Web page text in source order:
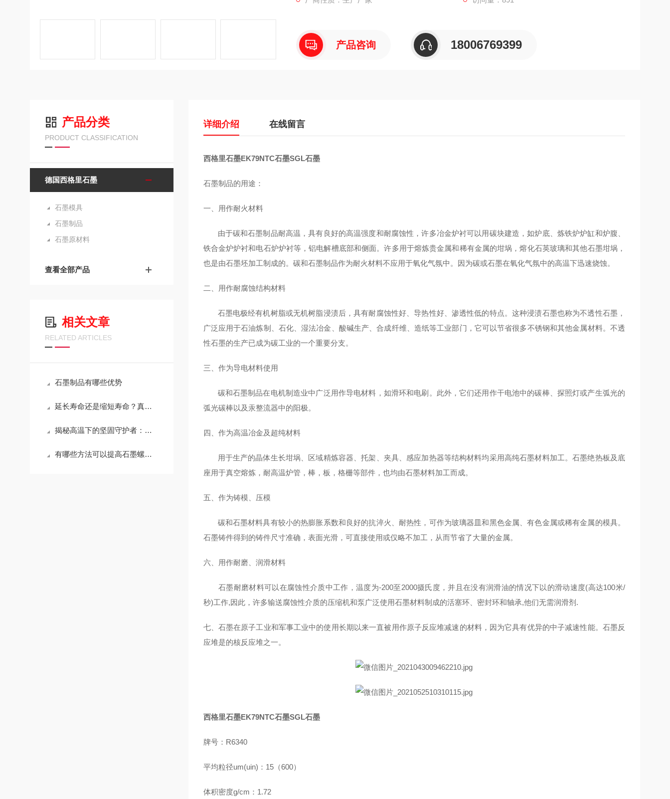
产品咨询 18006769399
产品分类
PRODUCT CLASSIFICATION
德国西格里石墨
石墨模具
石墨制品
石墨原材料
查看全部产品
相关文章
RELATED ARTICLES
石墨制品有哪些优势
延长寿命还是缩短寿命？真空炉石墨模具维护的关键决策
揭秘高温下的坚固守护者：耐高温石墨坩埚特性大解析！
有哪些方法可以提高石墨螺母的抗氧化性
详细介绍 在线留言
西格里石墨EK79NTC石墨SGL石墨
石墨制品的用途：
一、用作耐火材料
由于碳和石墨制品耐高温，具有良好的高温强度和耐腐蚀性，许多冶金炉衬可以用碳块建造，如炉底、炼铁炉炉缸和炉腹、
铁合金炉炉衬和电石炉炉衬等，铝电解槽底部和侧面。许多用于熔炼贵金属和稀有金属的坩埚，熔化石英玻璃和其他石墨坩埚，
也是由石墨坯加工制成的。碳和石墨制品作为耐火材料不应用于氧化气氛中。因为碳或石墨在氧化气氛中的高温下迅速烧蚀。
二、用作耐腐蚀结构材料
石墨电极经有机树脂或无机树脂浸渍后，具有耐腐蚀性好、导热性好、渗透性低的特点。这种浸渍石墨也称为不透性石墨，
广泛应用于石油炼制、石化、湿法冶金、酸碱生产、合成纤维、造纸等工业部门，它可以节省很多不锈钢和其他金属材料。不透
性石墨的生产已成为碳工业的一个重要分支。
三、作为导电材料使用
碳和石墨制品在电机制造业中广泛用作导电材料，如滑环和电刷。此外，它们还用作干电池中的碳棒、探照灯或产生弧光的
弧光碳棒以及汞整流器中的阳极。
四、作为高温冶金及超纯材料
用于生产的晶体生长坩埚、区域精炼容器、托架、夹具、感应加热器等结构材料均采用高纯石墨材料加工。石墨绝热板及底
座用于真空熔炼，耐高温炉管，棒，板，格栅等部件，也均由石墨材料加工而成。
五、作为铸模、压模
碳和石墨材料具有较小的热膨胀系数和良好的抗淬火、耐热性，可作为玻璃器皿和黑色金属、有色金属或稀有金属的模具。
石墨铸件得到的铸件尺寸准确，表面光滑，可直接使用或仅略不加工，从而节省了大量的金属。
六、用作耐磨、润滑材料
石墨耐磨材料可以在腐蚀性介质中工作，温度为-200至2000摄氏度，并且在没有润滑油的情况下以的滑动速度(高达100米/
秒)工作,因此，许多输送腐蚀性介质的压缩机和泵广泛使用石墨材料制成的活塞环、密封环和轴承,他们无需润滑剂.
七、石墨在原子工业和军事工业中的使用长期以来一直被用作原子反应堆减速的材料，因为它具有优异的中子减速性能。石墨反
应堆是的核反应堆之一。
西格里石墨EK79NTC石墨SGL石墨
牌号：R6340
平均粒径um(uin)：15（600）
体积密度g/cm：1.72